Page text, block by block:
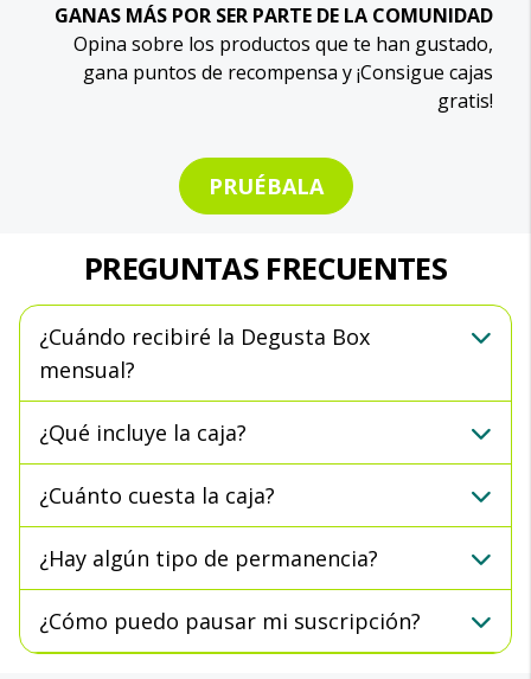
GANAS MÁS POR SER PARTE DE LA COMUNIDAD
Opina sobre los productos que te han gustado,
gana puntos de recompensa y ¡Consigue cajas
gratis!
PRUÉBALA
PREGUNTAS FRECUENTES
¿Cuándo recibiré la Degusta Box
mensual?
¿Qué incluye la caja?
¿Cuánto cuesta la caja?
¿Hay algún tipo de permanencia?
¿Cómo puedo pausar mi suscripción?